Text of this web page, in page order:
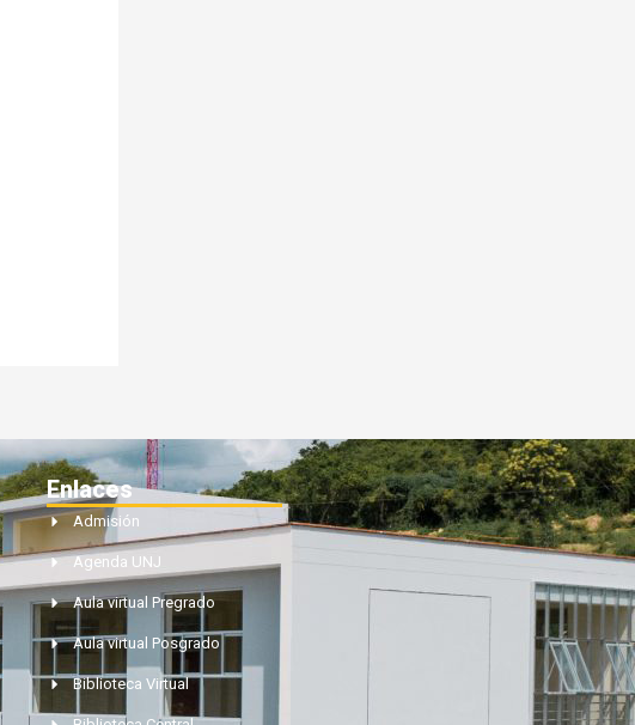
Enlaces
Admisión
Agenda UNJ
Aula virtual Pregrado
Aula virtual Posgrado
Biblioteca Virtual